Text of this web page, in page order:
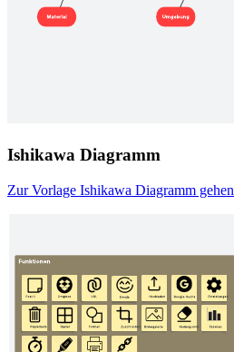
Ishikawa Diagramm
Zur Vorlage Ishikawa Diagramm gehen